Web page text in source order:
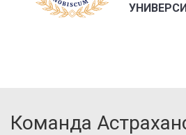
Команда